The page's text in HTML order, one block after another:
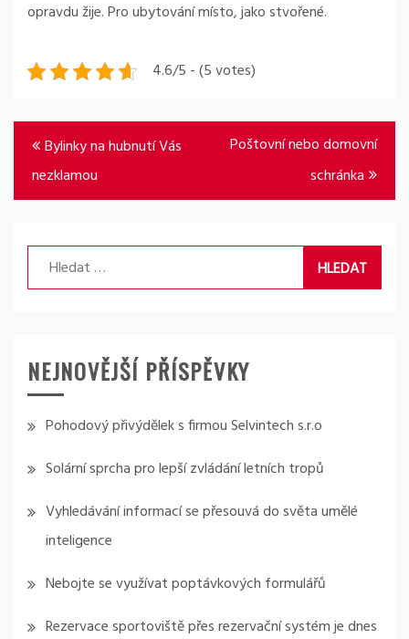
opravdu žije. Pro ubytování místo, jako stvořené.
4.6/5 - (5 votes)
Navigace
pro
příspěvek
Bylinky na hubnutí Vás
nezklamou
Poštovní nebo domovní
schránka
Vyhledávání
NEJNOVĚJŠÍ PŘÍSPĚVKY
Pohodový přivýdělek s firmou Selvintech s.r.o
Solární sprcha pro lepší zvládání letních tropů
Vyhledávání informací se přesouvá do světa umělé
inteligence
Nebojte se využívat poptávkových formulářů
Rezervace sportoviště přes rezervační systém je dnes